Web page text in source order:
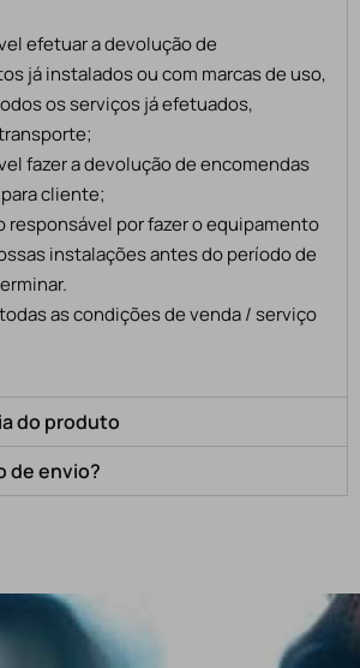
efetuar a devolução de
já instalados ou com marcas de uso,
os serviços já efetuados,
fazer a devolução de encomendas
cliente;
responsável por fazer o equipamento
instalações antes do período de
as condições de venda / serviço
do produto
de envio?